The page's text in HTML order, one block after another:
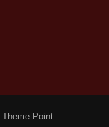
Theme-Point